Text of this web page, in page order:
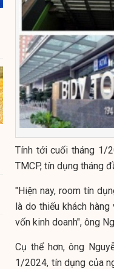
Tính tới cuối tháng 1/
TMCP, tín dụng tháng
"Hiện nay, room tín
là do thiếu khách
vốn kinh doanh", ông
Cụ thể hơn, ông
1/2024, tín dụng của